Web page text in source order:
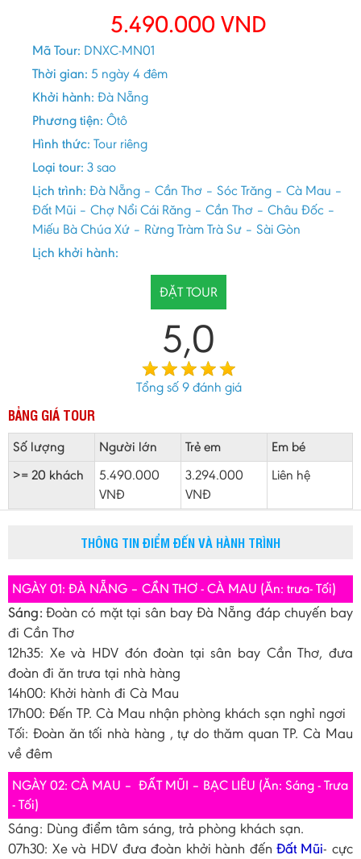
5.490.000 VND
Mã Tour: DNXC-MN01
Thời gian: 5 ngày 4 đêm
Khởi hành: Đà Nẵng
Phương tiện: Ôtô
Hình thức: Tour riêng
Loại tour: 3 sao
Lịch trình: Đà Nẵng – Cần Thơ – Sóc Trăng – Cà Mau –
Đất Mũi – Chợ Nổi Cái Răng – Cần Thơ – Châu Đốc –
Miếu Bà Chúa Xứ – Rừng Tràm Trà Sư – Sài Gòn
Lịch khởi hành:
ĐẶT TOUR
5,0
Tổng số9đánh giá
BẢNG GIÁ TOUR
Số lượng Người lớn Trẻ em
Em bé
>= 20 khách
5.490.000
VNĐ
3.294.000
VNĐ
Liên hệ
THÔNG TIN ĐIỂM ĐẾN VÀ HÀNH TRÌNH
NGÀY 01: ĐÀ NẴNG – CẦN THƠ - CÀ MAU (Ăn: trưa- Tối)
Sáng:Đoàn có mặt tại sân bay Đà Nẵng đáp chuyến bay
đi Cần Thơ
12h35: Xe và HDV đón đoàn tại sân bay Cần Thơ, đưa
đoàn đi ăn trưa tại nhà hàng
14h00: Khởi hành đi Cà Mau
17h00: Đến TP. Cà Mau nhận phòng khách sạn nghỉ ngơi
Tối: Đoàn ăn tối nhà hàng , tự do thăm quan TP. Cà Mau
về đêm
NGÀY 02: CÀ MAU – ĐẤT MŨI – BẠC LIÊU (Ăn: Sáng - Trưa
- Tối)
Sáng: Dùng điểm tâm sáng, trả phòng khách sạn.
07h30: Xe và HDV đưa đoàn khởi hành đến Đất Mũi- cực